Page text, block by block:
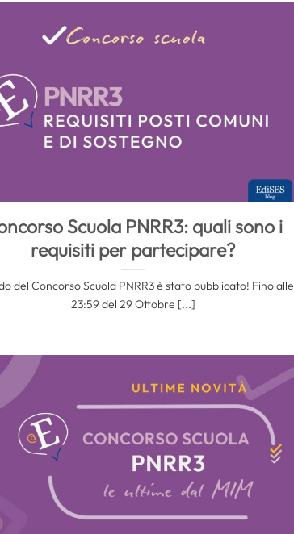
Scuola PNRR3: quali sono i
requisiti per partecipare?
del Concorso Scuola PNRR3 è stato pubblicato! Fino alle
23:59 del 29 Ottobre [...]